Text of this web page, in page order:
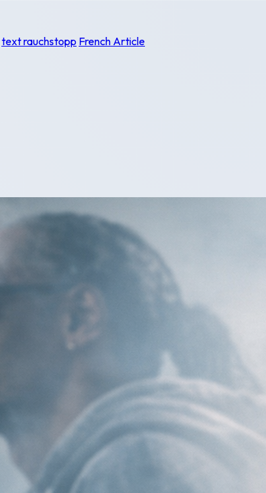
text rauchstopp French Article